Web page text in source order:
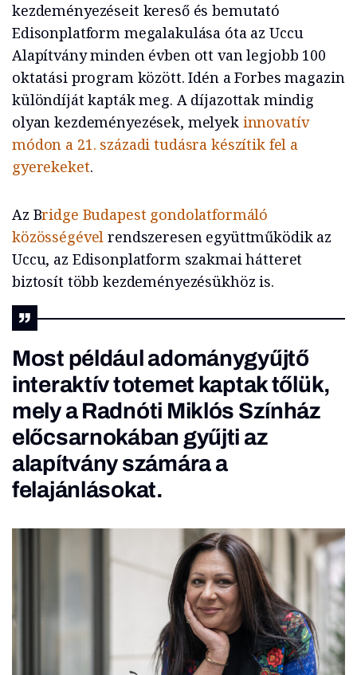
kezdeményezéseit kereső és bemutató
Edisonplatform megalakulása óta az Uccu
Alapítvány minden évben ott van legjobb 100
oktatási program között. Idén a Forbes magazin
különdíját kapták meg. A díjazottak mindig
olyan kezdeményezések, melyek innovatív
módon a 21. századi tudásra készítik fel a
gyerekeket.
Az Bridge Budapest gondolatformáló
közösségévelrendszeresen együttműködik az
Uccu, az Edisonplatform szakmai hátteret
biztosít több kezdeményezésükhöz is.
Most például adománygyűjtő
interaktív totemet kaptak tőlük,
mely a Radnóti Miklós Színház
előcsarnokában gyűjti az
alapítvány számára a
felajánlásokat.